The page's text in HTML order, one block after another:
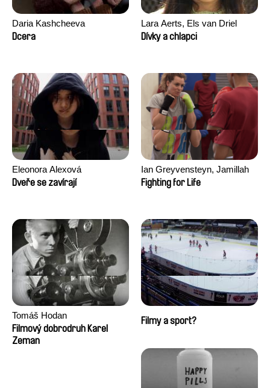
Daria Kashcheeva
Dcera
Lara Aerts, Els van Driel
Dívky a chlapci
Eleonora Alexová
Dveře se zavírají
Ian Greyvensteyn, Jamillah
van der Hulst
Fighting for Life
Tomáš Hodan
Filmový dobrodruh Karel
Zeman
Filmy a sport?